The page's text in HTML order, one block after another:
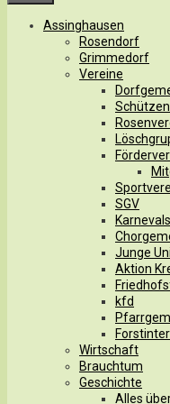
Assinghausen
Rosendorf
Grimmedorf
Vereine
SGV
Junge
Aktion
kfd
Wirtschaft
Brauchtum
Geschichte
Alles